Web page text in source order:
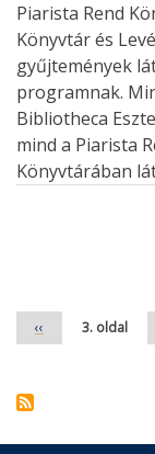
Piarista Rend
Könyvtár és
gyűjtemények
programnak.
Bibliotheca
mind a Piarista
Könyvtárában
Előző
oldal
‹‹ 3. oldal